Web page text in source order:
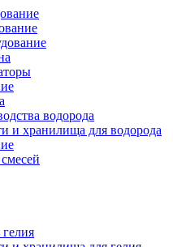
водорода
и хранилища для водорода